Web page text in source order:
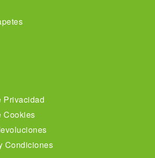
Privacidad
Cookies
Condiciones